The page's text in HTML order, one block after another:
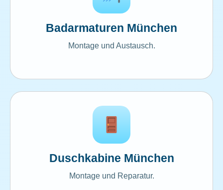
Badarmaturen München
Montage und Austausch.
Duschkabine München
Montage und Reparatur.